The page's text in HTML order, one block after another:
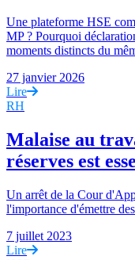
Une plateforme HSE
MP ? Pourquoi
moments distincts du
27 janvier 2026
Lire
RH
Malaise au
réserves est
Un arrêt de la Cour
l'importance d'émettre
7 juillet 2023
Lire